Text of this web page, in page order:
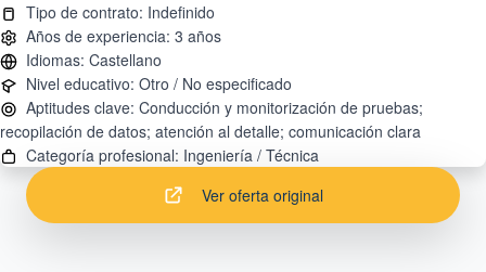
Aptitudes clave: Conducción y monitorización de pruebas;
Ver oferta original